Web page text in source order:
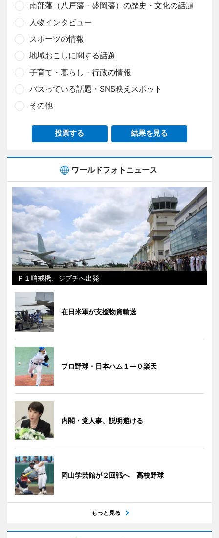
南部藩（八戸藩・盛岡藩）の歴史・文化の話題
人物インタビュー
スポーツの情報
地域おこしに関する話題
子育て・暮らし・行政の情報
バズっている話題・SNS映えスポット
その他
投票する 結果を見る
ワールドフォトニュース
Ｐ１哨戒機、ジブチへ出発
在日米軍が支援物資輸送
プロ野球・日本ハム１―０楽天
内閣・党人事、説明避ける
岡山学芸館が２回戦へ 高校野球
もっと見る